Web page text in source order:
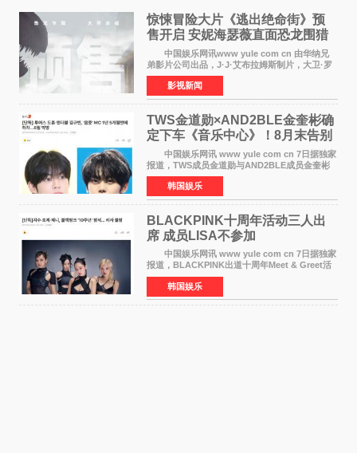
惊悚冒险大片《逃出绝命街》预
售开启 安妮海瑟薇直面恐龙围猎
中国娱乐网讯www yule com cn 由华纳兄
弟影片公司出品，J·J·艾布拉姆斯制片，大卫·罗
伯特·米切尔执导，好莱坞巨星安妮·海瑟薇和伊万
·麦克格雷格领衔主演的2026暑期惊悚冒险大片
《逃出绝
影视新闻
TWS金道勋×AND2BLE金奎彬确
定下车《音乐中心》！8月末告别
MC席位
中国娱乐网讯 www yule com cn 7日据独家
报道，TWS成员金道勋与AND2BLE成员金奎彬
将于8月离开《音乐中心》MC的位置。 金道
勋与金奎彬于去年3月与H2H A-NA一起被选为
《音乐中心》MC，约1
韩国娱乐
BLACKPINK十周年活动三人出
席 成员LISA不参加
中国娱乐网讯 www yule com cn 7日据独家
报道，BLACKPINK出道十周年Meet & Greet活
动将由智秀、ROS&Eacute;、JENNIE出席，
LISA将缺席。 此前BLACKPINK所属社YG并
未为组合出道十周年做
韩国娱乐